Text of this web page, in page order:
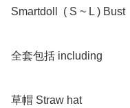
Smartdoll  ( S ~ L ) Bust
全套包括 including
草帽 Straw hat